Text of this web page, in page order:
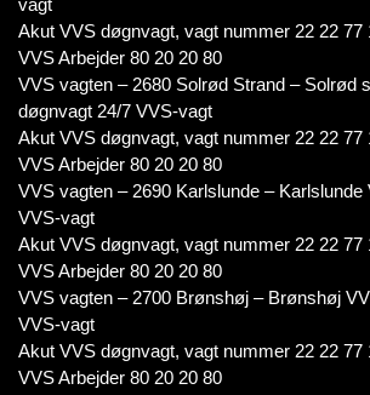
vagt
Akut VVS døgnvagt, vagt nummer 22 22 77
VVS Arbejder 80 20 20 80
VVS vagten – 2680 Solrød Strand – Solrød
døgnvagt 24/7 VVS-vagt
Akut VVS døgnvagt, vagt nummer 22 22 77
VVS Arbejder 80 20 20 80
VVS vagten – 2690 Karlslunde –
VVS-vagt
Akut VVS døgnvagt, vagt nummer 22 22 77
VVS Arbejder 80 20 20 80
VVS vagten – 2700 Brønshøj – Brønshøj
VVS-vagt
Akut VVS døgnvagt, vagt nummer 22 22 77
VVS Arbejder 80 20 20 80